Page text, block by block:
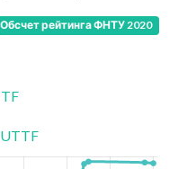
Обсчет рейтинга ФНТУ 2020
UTTF